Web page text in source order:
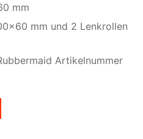
mm
mm und 2 Lenkrollen
Artikelnummer